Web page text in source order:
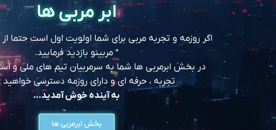
ابر مربی ها
اگر روزمه و تجربه مربی برای شما اولویت اول است حتما
” مربینو بازدید فرمایید.
در بخش ابرمربی ها شما به سرمربیان تیم های ملی و
تجربه ، حرفه ای و دارای روزمه دسترسی
به آینده خوش آمدید…
بخش ابرمربی ها